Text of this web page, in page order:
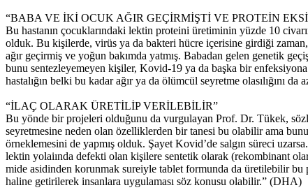
“BABA VE İKİ OCUK AĞIR GEÇİRMİŞTİ VE PROTEİN
Bu hastanın çocuklarındaki lektin proteini üretiminin yüzde 10
olduk. Bu kişilerde, virüs ya da bakteri hücre içerisine girdiği zaman,
ağır geçirmiş ve yoğun bakımda yatmış. Babadan gelen genetik
bunu sentezleyemeyen kişiler, Kovid-19 ya da başka bir
hastalığın belki bu kadar ağır ya da ölümcül seyretme olasılığını
“İLAÇ OLARAK ÜRETİLİP VERİLEBİLİR”
Bu yönde bir projeleri olduğunu da vurgulayan Prof. Dr. Tükek,
seyretmesine neden olan özelliklerden bir tanesi bu olabilir ama
örneklemesini de yapmış olduk. Şayet Kovid’de salgın süreci
lektin yolaiında defekti olan kişilere sentetik olarak (rekombinant
mide asidinden korunmak sureiyle tablet formunda da üretilebilir bu
haline getirilerek insanlara uygulaması söz konusu olabilir.” (DHA)